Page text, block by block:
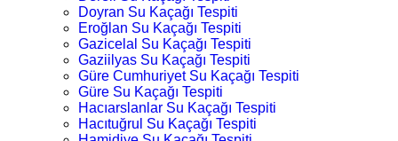
Doyran Su Kaçağı Tespiti
Eroğlan Su Kaçağı Tespiti
Gazicelal Su Kaçağı Tespiti
Gaziilyas Su Kaçağı Tespiti
Güre Cumhuriyet Su Kaçağı Tespiti
Güre Su Kaçağı Tespiti
Hacıarslanlar Su Kaçağı Tespiti
Hacıtuğrul Su Kaçağı Tespiti